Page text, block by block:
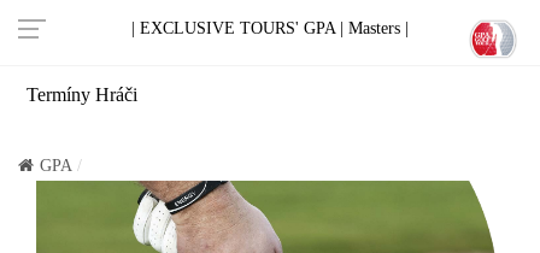
| EXCLUSIVE TOURS' GPA | Masters |
Termíny Hráči
GPA